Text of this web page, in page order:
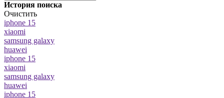
История поиска
Очистить
iphone 15
xiaomi
samsung galaxy
huawei
iphone 15
xiaomi
samsung galaxy
huawei
iphone 15